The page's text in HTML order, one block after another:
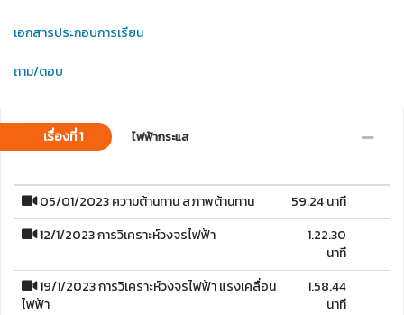
เอกสารประกอบการเรียน
ถาม/ตอบ
เรื่องที่ 1 ไฟฟ้ากระแส
05/01/2023 ความต้านทาน สภาพต้านทาน
59.24 นาที
12/1/2023 การวิเคราะห์วงจรไฟฟ้า
1.22.30
นาที
19/1/2023 การวิเคราะห์วงจรไฟฟ้า แรงเคลื่อน
ไฟฟ้า
1.58.44
นาที